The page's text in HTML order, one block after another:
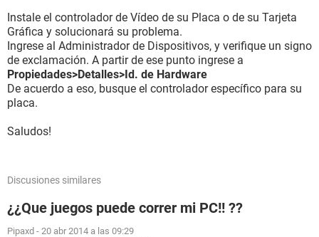
Instale el controlador de Vídeo de su Placa o de su Tarjeta
Gráfica y solucionará su problema.
Ingrese al Administrador de Dispositivos, y verifique un signo
de exclamación. A partir de ese punto ingrese a
Propiedades>Detalles>Id. de Hardware
De acuerdo a eso, busque el controlador específico para su
placa.
Saludos!
Discusiones similares
¿¿Que juegos puede correr mi PC!! ??
Pipaxd - 20 abr 2014 a las 09:29